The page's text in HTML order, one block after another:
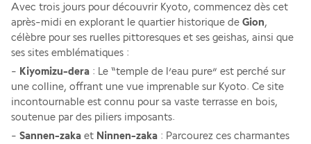
Avec trois jours pour découvrir Kyoto, commencez dès cet
après-midi en explorant le quartier historique de Gion,
célèbre pour ses ruelles pittoresques et ses geishas, ainsi que
ses sites emblématiques :
- Kiyomizu-dera : Le “temple de l’eau pure” est perché sur
une colline, offrant une vue imprenable sur Kyoto. Ce site
incontournable est connu pour sa vaste terrasse en bois,
soutenue par des piliers imposants.
- Sannen-zaka et Ninnen-zaka : Parcourez ces charmantes